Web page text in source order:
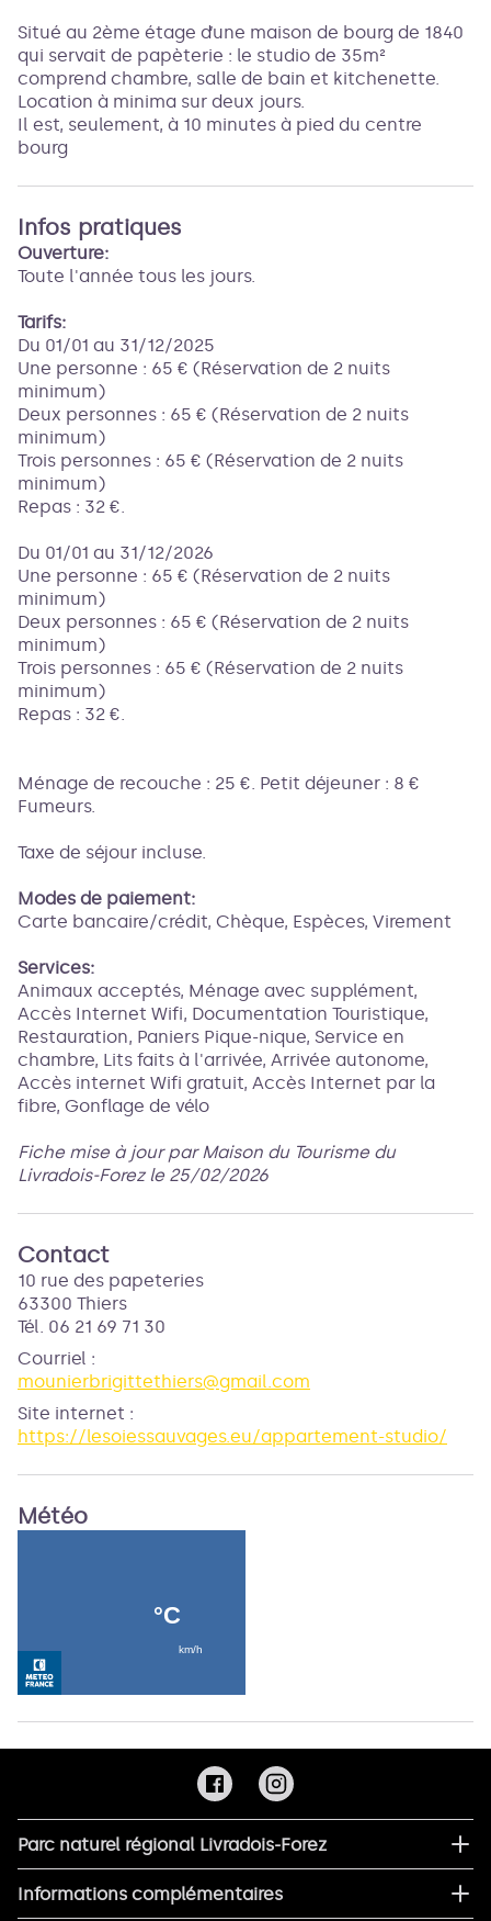
Situé au 2ème étage d’une maison de bourg de 1840
qui servait de papèterie : le studio de 35m²
comprend chambre, salle de bain et kitchenette.
Location à minima sur deux jours.
Il est, seulement, à 10 minutes à pied du centre
bourg
Infos pratiques
Ouverture:
Toute l'année tous les jours.
Tarifs:
Du 01/01 au 31/12/2025
Une personne : 65 € (Réservation de 2 nuits
minimum)
Deux personnes : 65 € (Réservation de 2 nuits
minimum)
Trois personnes : 65 € (Réservation de 2 nuits
minimum)
Repas : 32 €.
Du 01/01 au 31/12/2026
Une personne : 65 € (Réservation de 2 nuits
minimum)
Deux personnes : 65 € (Réservation de 2 nuits
minimum)
Trois personnes : 65 € (Réservation de 2 nuits
minimum)
Repas : 32 €.
Ménage de recouche : 25 €. Petit déjeuner : 8 €
Fumeurs.
Taxe de séjour incluse.
Modes de paiement:
Carte bancaire/crédit, Chèque, Espèces, Virement
Services:
Animaux acceptés, Ménage avec supplément,
Accès Internet Wifi, Documentation Touristique,
Restauration, Paniers Pique-nique, Service en
chambre, Lits faits à l'arrivée, Arrivée autonome,
Accès internet Wifi gratuit, Accès Internet par la
fibre, Gonflage de vélo
Fiche mise à jour par Maison du Tourisme du
Livradois-Forez le 25/02/2026
Contact
10 rue des papeteries
63300 Thiers
Tél. 06 21 69 71 30
Courriel :
mounierbrigittethiers@gmail.com
Site internet :
https://lesoiessauvages.eu/appartement-studio/
Météo
Parc naturel régional Livradois-Forez
Informations complémentaires